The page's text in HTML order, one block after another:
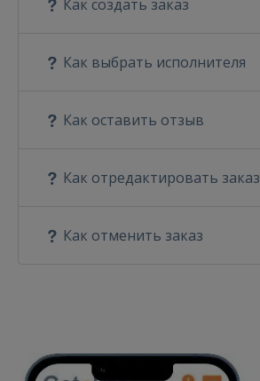
Как создать заказ
Как выбрать исполнителя
Как оставить отзыв
Как отредактировать заказ
Как отменить заказ